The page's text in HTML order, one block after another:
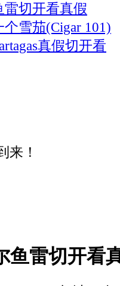
切开看真假
雪茄(Cigar 101)
真假切开看
来！
鱼雷切开看